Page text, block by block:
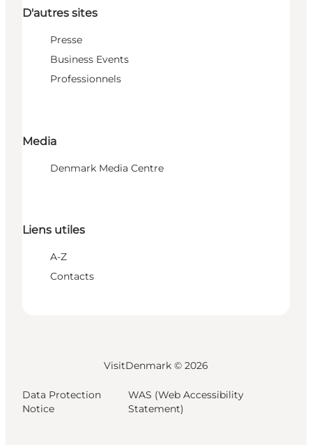
D'autres sites
Presse
Business Events
Professionnels
Media
Denmark Media Centre
Liens utiles
A-Z
Contacts
VisitDenmark © 2026
Data Protection
Notice
WAS (Web Accessibility
Statement)